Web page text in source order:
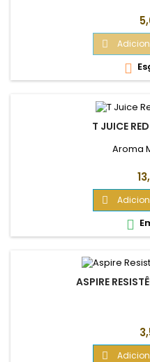


T JUICE
Aroma


ASPIRE
